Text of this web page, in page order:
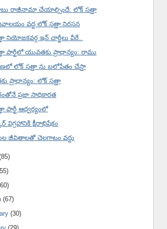
రాజీనామా చేయాల్సిందే: లోక్ సత్తా
వద్ద లోక్ సత్తా నిరసన
నియోజకవర్గ ఇన్ చార్జీలు వీరే..
పార్టీలో యువతకు ప్రాధాన్యం: రాము
లోక్ సత్తా ను బలోపేతం చేస్తా
ప్రాధాన్యం: లోక్ సత్తా
ప్రజా సాధికారత
పార్టీ ఆధ్వర్యంలో
విగ్రహానికి క్షీరాభిషేకం
జీవితాలతో చెలగాటం వద్దు
(67)
(30)